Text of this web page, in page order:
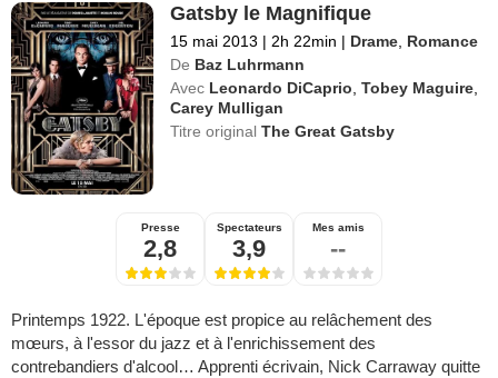
Gatsby le Magnifique
15 mai 2013 | 2h 22min | Drame Romance
De Baz Luhrmann
Avec Leonardo DiCaprio ,Tobey Maguire
Carey Mulligan
Titre originalThe Great Gatsby
Presse
2,8
Spectateurs
3,9
Mes amis
--
Printemps 1922. L'époque est propice au relâchement des
mœurs, à l'essor du jazz et à l'enrichissement des
contrebandiers d'alcool… Apprenti écrivain, Nick Carraway quitte